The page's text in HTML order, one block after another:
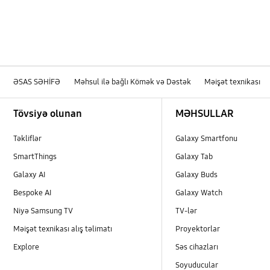
ƏSAS SƏHİFƏ Məhsul ilə bağlı Kömək və Dəstək Məişət texnikası
Tövsiyə olunan
Təkliflər
SmartThings
Galaxy AI
Bespoke AI
Niyə Samsung TV
Məişət texnikası alış təlimatı
Explore
MƏHSULLAR
Galaxy Smartfonu
Galaxy Tab
Galaxy Buds
Galaxy Watch
TV-lər
Proyektorlar
Səs cihazları
Soyuducular